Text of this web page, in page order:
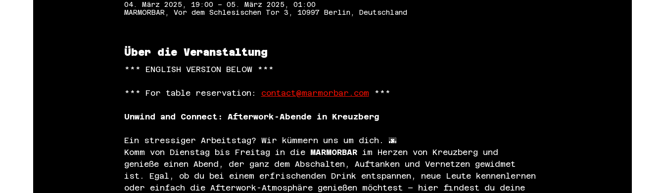
04. März 2025, 19:00 – 05. März 2025, 01:00
MARMORBAR, Vor dem Schlesischen Tor 3, 10997 Berlin, Deutschland
Über die Veranstaltung
*** ENGLISH VERSION BELOW ***
*** For table reservation: contact@marmorbar.com ***
Unwind and Connect: Afterwork-Abende in Kreuzberg
Ein stressiger Arbeitstag? Wir kümmern uns um dich. 🌆
Komm von Dienstag bis Freitag in die MARMORBAR im Herzen von Kreuzberg und
genieße einen Abend, der ganz dem Abschalten, Auftanken und Vernetzen gewidmet
ist. Egal, ob du bei einem erfrischenden Drink entspannen, neue Leute kennenlernen
oder einfach die Afterwork-Atmosphäre genießen möchtest – hier findest du deine